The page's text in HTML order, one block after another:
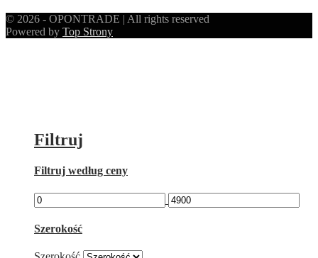
© 2026 - OPONTRADE | All rights reserved
Powered by Top Strony
Filtruj
Filtruj według ceny
Szerokość